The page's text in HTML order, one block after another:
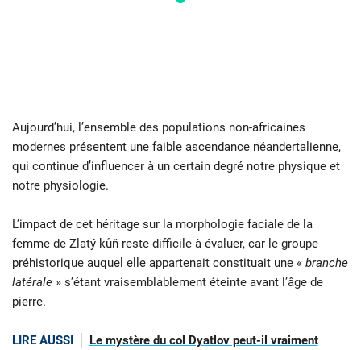
Aujourd’hui, l’ensemble des populations non-africaines
modernes présentent une faible ascendance néandertalienne,
qui continue d’influencer à un certain degré notre physique et
notre physiologie.
L’impact de cet héritage sur la morphologie faciale de la
femme de Zlatý kůň reste difficile à évaluer, car le groupe
préhistorique auquel elle appartenait constituait une « branche
latérale » s’étant vraisemblablement éteinte avant l’âge de
pierre.
LIRE AUSSI
Le mystère du col Dyatlov peut-il vraiment